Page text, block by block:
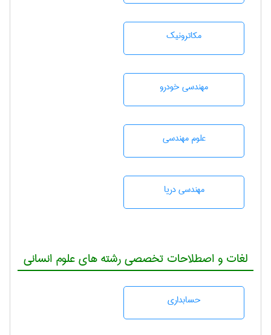
مکاترونیک
مهندسی خودرو
علوم مهندسی
مهندسی دریا
لغات و اصطلاحات تخصصی رشته های علوم انسانی
حسابداری